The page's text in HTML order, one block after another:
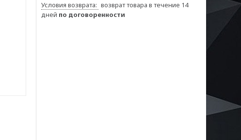
возврат товара в течение 14
дней по договоренности